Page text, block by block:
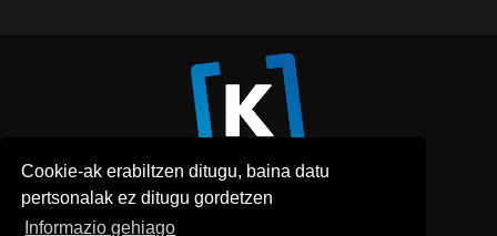
Cookie-ak erabiltzen ditugu, baina datu
pertsonalak ez ditugu gordetzen
Informazio gehiago